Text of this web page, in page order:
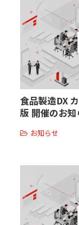
食品製造DX
版 開催のお知
お知らせ